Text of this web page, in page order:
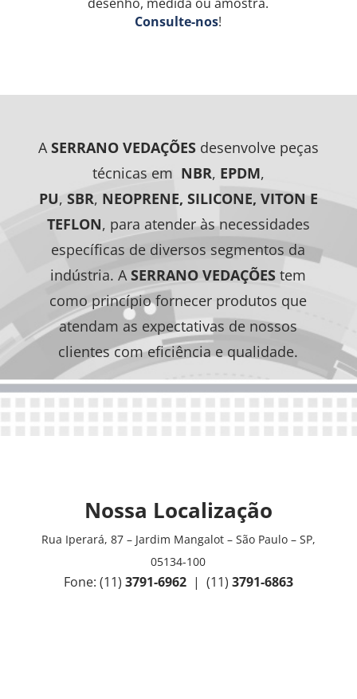
Consulte-nos!
ASERRANO VEDAÇÕESdesenvolve peças
técnicas em NBR, EPDM,
PU, SBR, NEOPRENE, SILICONE, VITON E
TEFLON, para atender às necessidades
específicas de diversos segmentos da
indústria. ASERRANO VEDAÇÕES tem
como princípio fornecer produtos que
atendam as expectativas de nossos
clientes com eficiência e qualidade.
Nossa Localização
Rua Iperará, 87 – Jardim Mangalot – São Paulo – SP,
05134-100
Fone: (11) 3791-6962| (11) 3791-6863